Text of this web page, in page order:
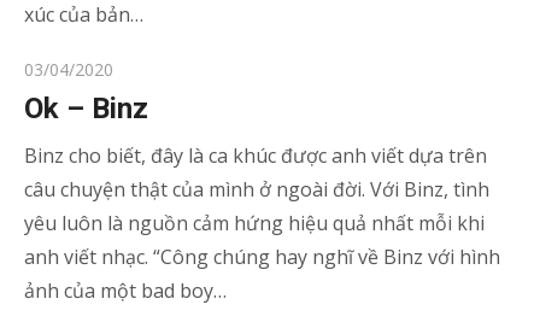
xúc của bản…
Posted
on
03/04/2020
Ok – Binz
Binz cho biết, đây là ca khúc được anh viết dựa trên
câu chuyện thật của mình ở ngoài đời. Với Binz, tình
yêu luôn là nguồn cảm hứng hiệu quả nhất mỗi khi
anh viết nhạc. “Công chúng hay nghĩ về Binz với hình
ảnh của một bad boy…